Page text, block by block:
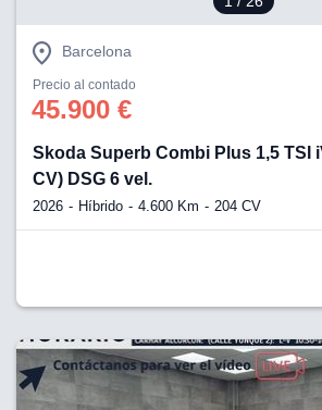
Barcelona
Precio al contado
45.900 €
Skoda Superb Combi Plus 1,5 TSI
CV) DSG 6 vel.
2026 Híbrido 4.600 Km 204 CV